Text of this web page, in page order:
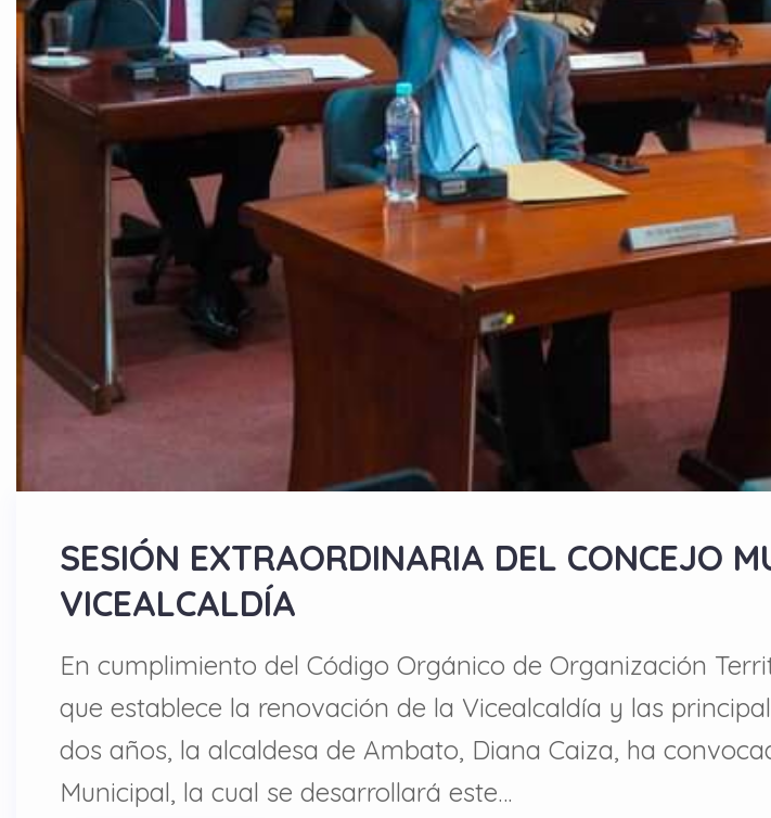
SESIÓN EXTRAORDINARIA DEL CONCEJO
VICEALCALDÍA
En cumplimiento del Código Orgánico de Organización
que establece la renovación de la Vicealcaldía y las
dos años, la alcaldesa de Ambato, Diana Caiza, ha
Municipal, la cual se desarrollará este…